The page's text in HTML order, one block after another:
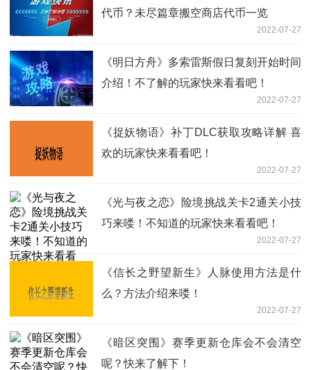
代币？未尽篇章搬空商店代币一览
2022-07-27
《明日方舟》多索雷斯假日复刻开始时间
介绍！不了解的玩家快来看看吧！
2022-07-27
《捉妖物语》补丁DLC获取攻略详解 喜
欢的玩家快来看看吧！
2022-07-27
《光与夜之恋》险境挑战关卡2通关小技
巧来喽！不知道的玩家快来看看吧！
2022-07-27
《信长之野望新生》人脉使用方法是什
么？方法介绍来喽！
2022-07-27
《暗区突围》赛季更新仓库会不会清空
呢？快来了解下！